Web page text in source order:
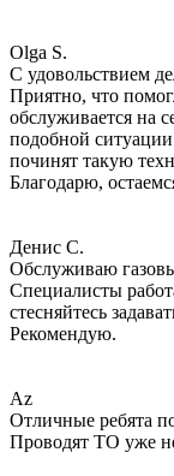
Olga S.
С удовольствием
Приятно, что
обслуживается на
подобной
починят такую
Благодарю,
Денис С.
Обслуживаю
Специалисты
стесняйтесь
Рекомендую.
Az
Отличные ребята
Проводят ТО уже